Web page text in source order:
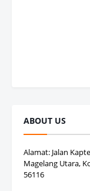
ABOUT US
Alamat: Jalan
Magelang Utara,
56116